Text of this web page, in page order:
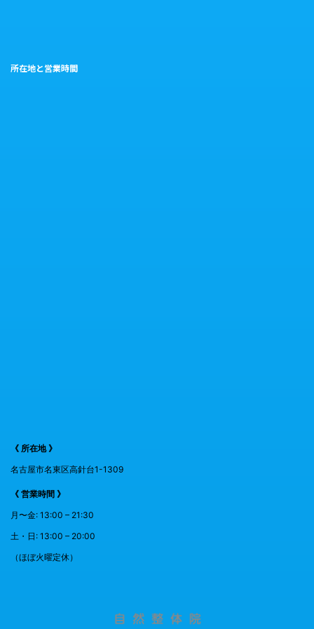
所在地と営業時間
《 所在地 》
名古屋市名東区高針台1-1309
《 営業時間 》
月〜金: 13:00 – 21:30
土・日: 13:00 – 20:00
（ほぼ火曜定休）